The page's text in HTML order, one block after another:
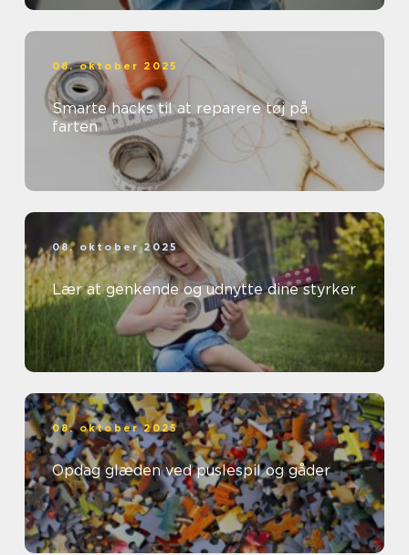
08. oktober 2025
Smarte hacks til at reparere tøj på
farten
08. oktober 2025
Lær at genkende og udnytte dine styrker
08. oktober 2025
Opdag glæden ved puslespil og gåder